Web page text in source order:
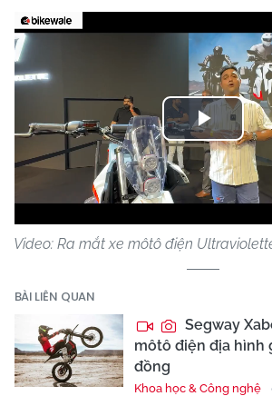
Play
Video
Video: Ra mắt xe môtô điện
BÀI LIÊN QUAN
Segway
môtô điện địa hình
đồng
Khoa học & Công nghệ